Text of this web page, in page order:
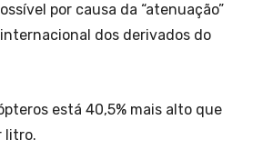
por causa da “atenuação”
dos derivados do
está 40,5% mais alto que
litro.